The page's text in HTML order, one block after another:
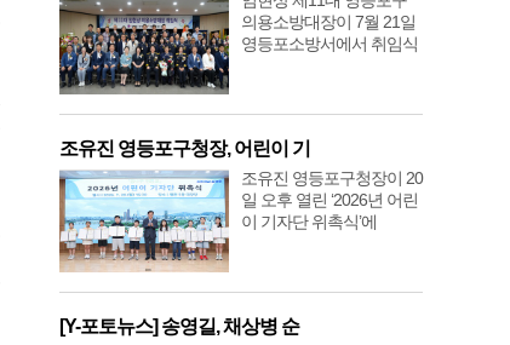
의용소방대장이 7월 21일
영등포소방서에서 취임식
조유진 영등포구청장, 어린이 기
조유진 영등포구청장이 20
일 오후 열린 ‘2026년 어린
이 기자단 위촉식’에
[Y-포토뉴스] 송영길, 채상병 순